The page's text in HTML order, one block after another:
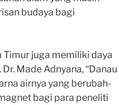
budaya bagi
Timur juga memiliki daya
Made Adnyana, “Danau
airnya yang berubah-
bagi para peneliti